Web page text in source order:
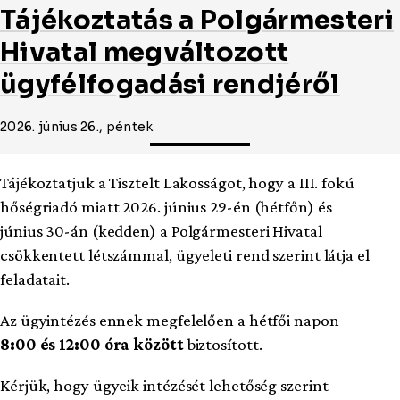
Tájékoztatás a Polgármesteri
Hivatal megváltozott
ügyfélfogadási rendjéről
2026. június 26., péntek
Tájékoztatjuk a Tisztelt Lakosságot, hogy a III. fokú
hőségriadó miatt 2026. június 29-én (hétfőn) és
június 30-án (kedden) a Polgármesteri Hivatal
csökkentett létszámmal, ügyeleti rend szerint látja el
feladatait.
Az ügyintézés ennek megfelelően a hétfői napon
8:00 és 12:00 óra közöttbiztosított.
Kérjük, hogy ügyeik intézését lehetőség szerint